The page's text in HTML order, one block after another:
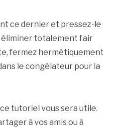
ce dernier et pressez-le
totalement l’air
fermez hermétiquement
le congélateur pour la
tutoriel vous sera utile.
à vos amis ou à